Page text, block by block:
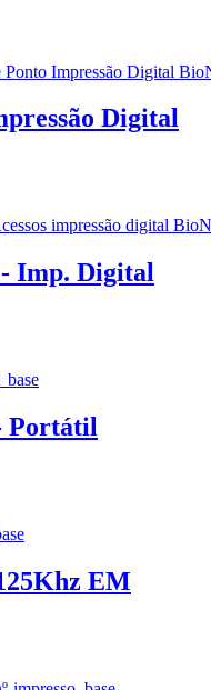
Digital
Imp. Digital
Portátil
EM